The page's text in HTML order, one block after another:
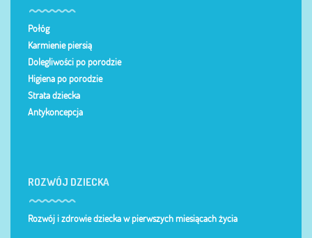
Połóg
Karmienie piersią
Dolegliwości po porodzie
Higiena po porodzie
Strata dziecka
Antykoncepcja
ROZWÓJ DZIECKA
Rozwój i zdrowie dziecka w pierwszych miesiącach życia